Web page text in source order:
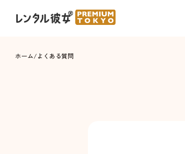
ホーム/よくある質問